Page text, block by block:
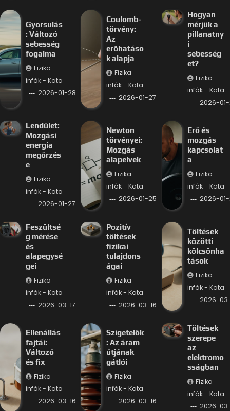
Gyorsulás
: Változó
sebesség
fogalma
Fizika
infók - Kata
2026-01-28
Coulomb-
törvény:
Az
erőhatáso
k alapja
Fizika
infók - Kata
2026-01-27
Hogyan
mérjük a
pillanatny
i
sebesség
et?
Fizika
infók - Kata
2026-
Lendület:
Mozgási
energia
megőrzés
e
Fizika
infók - Kata
2026-01-27
Newton
törvényei:
Mozgás
alapelvek
Fizika
infók - Kata
2026-01-25
Erő és
mozgás
kapcsolat
a
Fizika
infók - Kata
2026-
Feszültsé
g mérése
és
alapegysé
gei
Fizika
infók - Kata
2026-03-17
Pozitív
töltések
fizikai
tulajdons
ágai
Fizika
infók - Kata
2026-03-16
Töltések
közötti
kölcsönha
tások
Fizika
infók - Kata
2026-
Ellenállás
fajtái:
Változó
és fix
Fizika
infók - Kata
2026-03-16
Szigetelők
: Az áram
útjának
gátlói
Fizika
infók - Kata
2026-03-16
Töltések
szerepe
az
elektromo
sságban
Fizika
infók - Kata
2026-